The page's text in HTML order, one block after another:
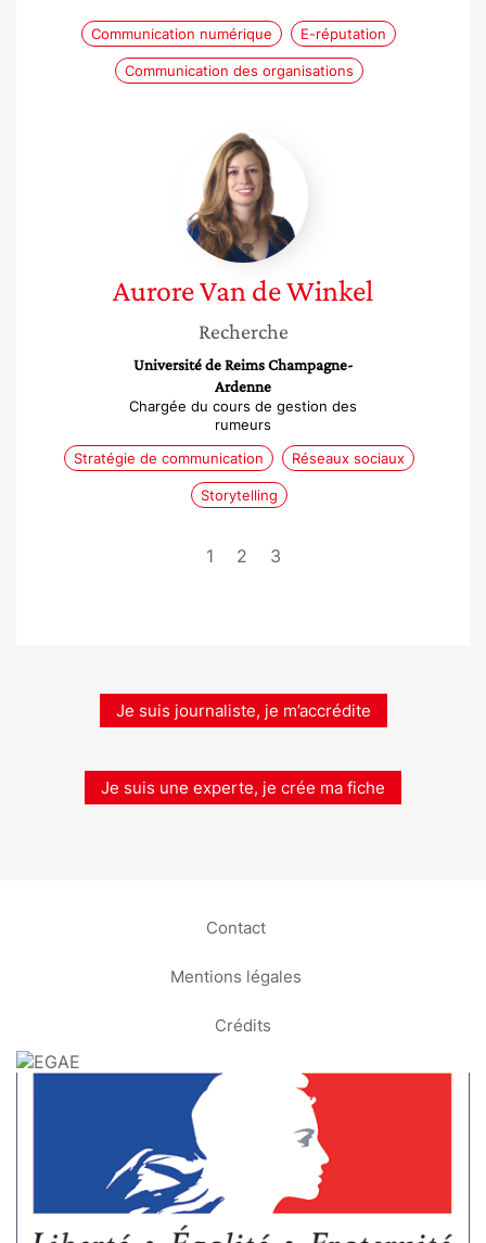
Communication numérique E-réputation
Communication des organisations
Aurore
Van
de
Winkel
AuroreVan de Winkel
Recherche
Université de Reims Champagne-
Ardenne
Chargée du cours de gestion des
rumeurs
Stratégie de communication
Réseaux sociaux
Storytelling
1 2 3
Je suis journaliste, je m’accrédite
Je suis une experte, je crée ma fiche
Contact
Mentions légales
Crédits